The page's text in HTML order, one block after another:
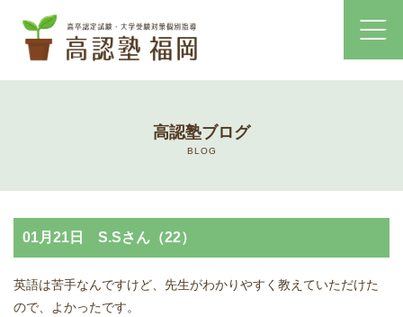
高認塾のご案内
講師紹介
高認塾ブログ
BLOG
01月21日 S.Sさん（22）
英語は苦手なんですけど、先生がわかりやすく教えていただけた
ので、よかったです。